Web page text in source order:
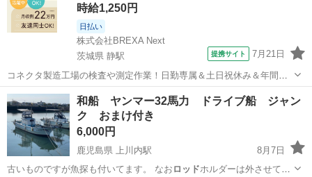
時給1,250円
日払い
株式会社BREXA Next
茨城県 静駅
提携サイト 7月21日
コネクタ製造工場の検査や測定作業！日勤専属＆土日祝休み＆年間休
日128日★クリーンルーム内作業★マイカー通勤OK＆無料駐車場あり
★就業先食堂利用可！日払い制度あり！《茨城県常陸大宮市》 人気の
工場のお仕事 ◇コネクタ製造工...
茨城 常陸大宮市 静駅 その他
和船 ヤンマー32馬力 ドライブ船 ジャン
ク おまけ付き
6,000円
鹿児島県 上川内駅
8月7日
古いものですが魚探も付いてます。 なお ロッドホルダーは外させて頂